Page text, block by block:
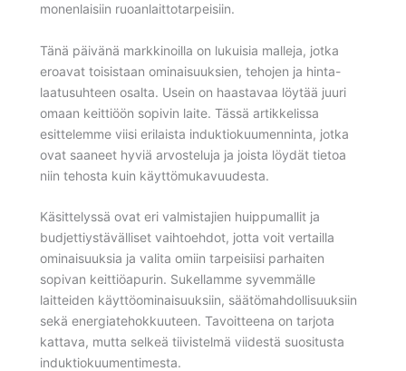
monenlaisiin ruoanlaittotarpeisiin.
Tänä päivänä markkinoilla on lukuisia malleja, jotka
eroavat toisistaan ominaisuuksien, tehojen ja hinta-
laatusuhteen osalta. Usein on haastavaa löytää juuri
omaan keittiöön sopivin laite. Tässä artikkelissa
esittelemme viisi erilaista induktiokuumenninta, jotka
ovat saaneet hyviä arvosteluja ja joista löydät tietoa
niin tehosta kuin käyttömukavuudesta.
Käsittelyssä ovat eri valmistajien huippumallit ja
budjettiystävälliset vaihtoehdot, jotta voit vertailla
ominaisuuksia ja valita omiin tarpeisiisi parhaiten
sopivan keittiöapurin. Sukellamme syvemmälle
laitteiden käyttöominaisuuksiin, säätömahdollisuuksiin
sekä energiatehokkuuteen. Tavoitteena on tarjota
kattava, mutta selkeä tiivistelmä viidestä suositusta
induktiokuumentimesta.